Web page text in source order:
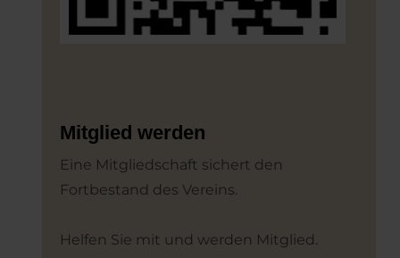
Mitglied werden
Eine Mitgliedschaft sichert den
Fortbestand des Vereins.
Helfen Sie mit und werden Mitglied.